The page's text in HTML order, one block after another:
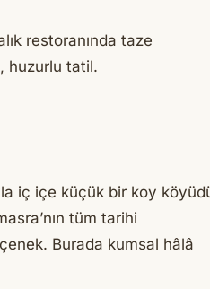
restoranında taze
huzurlu tatil.
iç içe küçük bir koy
tüm tarihi
Burada kumsal hâlâ